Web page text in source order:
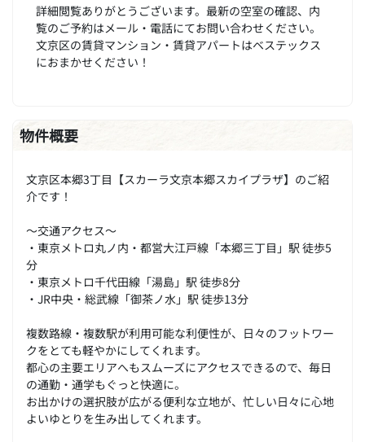
詳細閲覧ありがとうございます。最新の空室の確認、内
覧のご予約はメール・電話にてお問い合わせください。
文京区の賃貸マンション・賃貸アパートはベステックス
におまかせください！
物件概要
文京区本郷3丁目【スカーラ文京本郷スカイプラザ】のご紹
介です！
～交通アクセス～
・東京メトロ丸ノ内・都営大江戸線「本郷三丁目」駅 徒歩5
分
・東京メトロ千代田線「湯島」駅 徒歩8分
・JR中央・総武線「御茶ノ水」駅 徒歩13分
複数路線・複数駅が利用可能な利便性が、日々のフットワー
クをとても軽やかにしてくれます。
都心の主要エリアへもスムーズにアクセスできるので、毎日
の通勤・通学もぐっと快適に。
お出かけの選択肢が広がる便利な立地が、忙しい日々に心地
よいゆとりを生み出してくれます。